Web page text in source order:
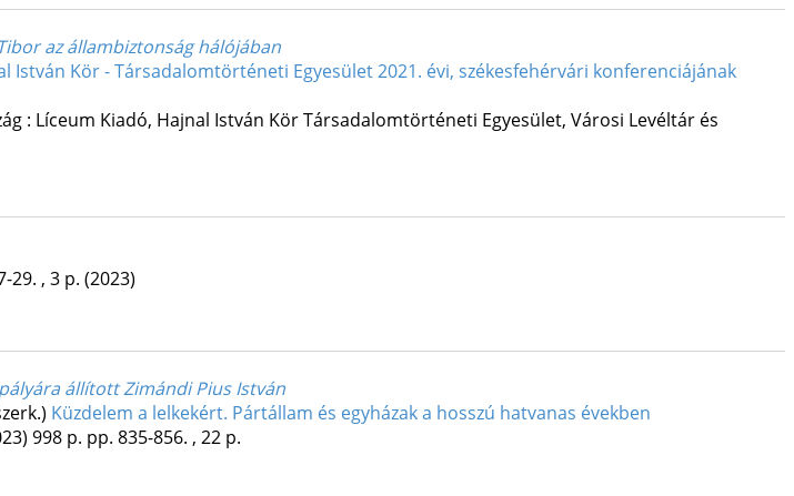
az állambiztonság hálójában
István Kör - Társadalomtörténeti Egyesület 2021. évi, székesfehérvári konferenciájának
: Líceum Kiadó, Hajnal István Kör Társadalomtörténeti Egyesület, Városi Levéltár és
29. , 3 p. (2023)
állított Zimándi Pius István
Küzdelem a lelkekért. Pártállam és egyházak a hosszú hatvanas években
998 p. pp. 835-856. , 22 p.